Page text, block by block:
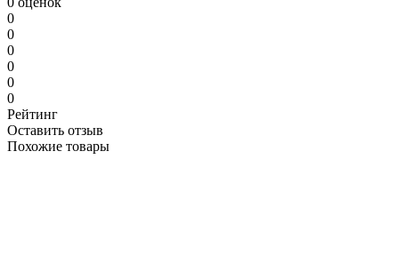
0
0
0
0
0
0
Рейтинг
Оставить отзыв
Похожие товары